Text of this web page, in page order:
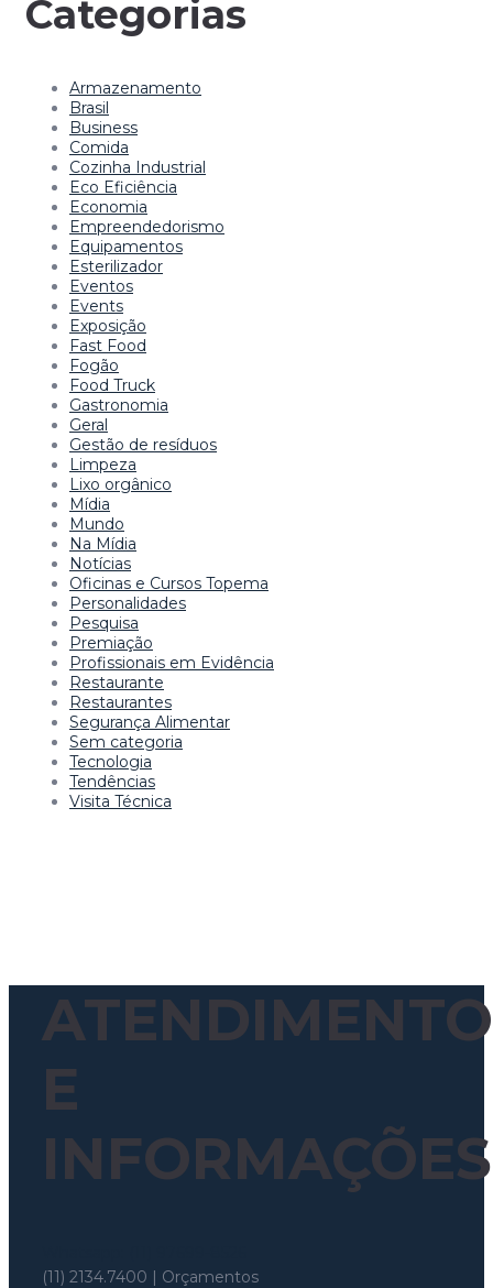
Categorias
Armazenamento
Brasil
Business
Comida
Cozinha Industrial
Eco Eficiência
Economia
Empreendedorismo
Equipamentos
Esterilizador
Eventos
Events
Exposição
Fast Food
Fogão
Food Truck
Gastronomia
Geral
Gestão de resíduos
Limpeza
Lixo orgânico
Mídia
Mundo
Na Mídia
Notícias
Oficinas e Cursos Topema
Personalidades
Pesquisa
Premiação
Profissionais em Evidência
Restaurante
Restaurantes
Segurança Alimentar
Sem categoria
Tecnologia
Tendências
Visita Técnica
ATENDIMENTO
E
INFORMAÇÕES
(11) 2134.7400 | Orçamentos